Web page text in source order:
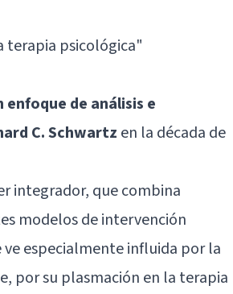
terapia psicológica"
enfoque de análisis e
C. Schwartz en la década de
integrador, que combina
modelos de intervención
especialmente influida por la
por su plasmación en la terapia